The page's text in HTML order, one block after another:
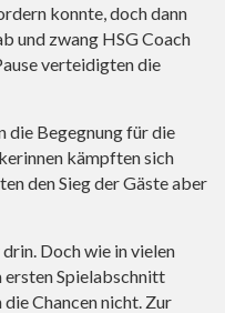
konnte, doch dann
und zwang HSG Coach
verteidigten die
die Begegnung für die
kämpften sich
den Sieg der Gäste aber
drin. Doch wie in vielen
ersten Spielabschnitt
Chancen nicht. Zur